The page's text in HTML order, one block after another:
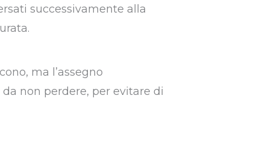
successivamente alla
ma l’assegno
non perdere, per evitare di